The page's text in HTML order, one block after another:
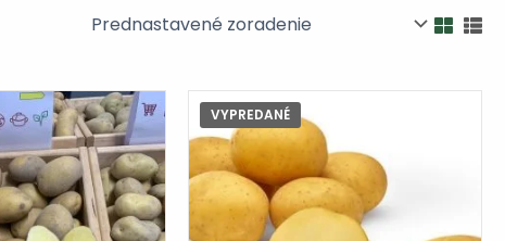
VYPREDANÉ